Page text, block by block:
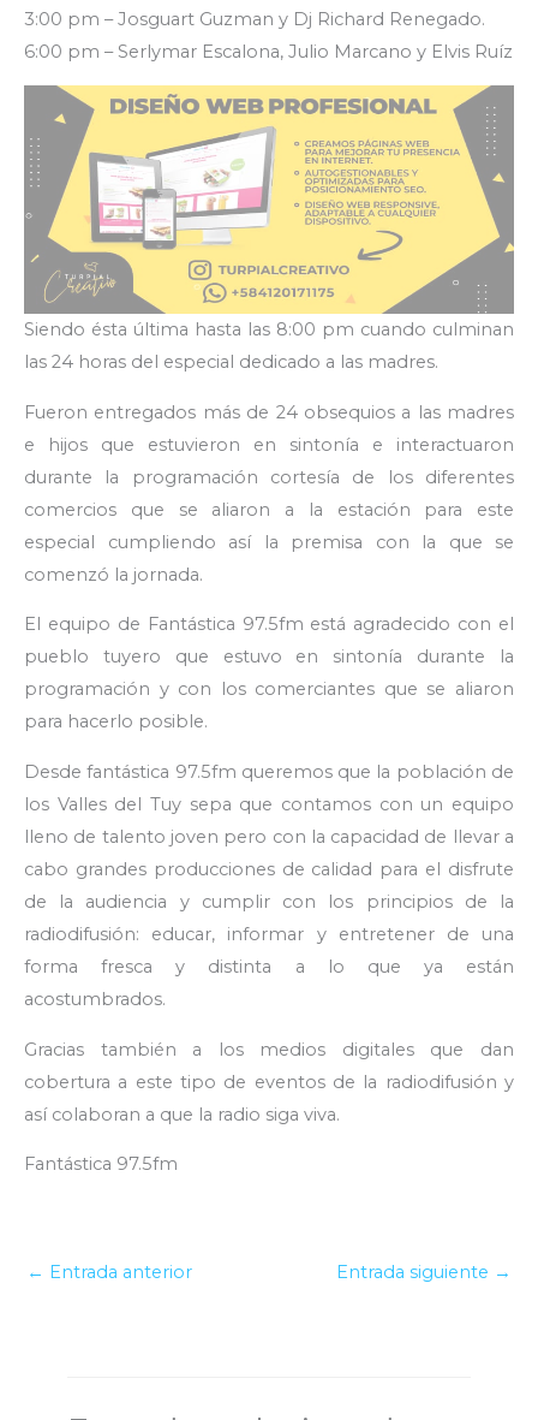
3:00 pm – Josguart Guzman y Dj Richard Renegado.
6:00 pm – Serlymar Escalona, Julio Marcano y Elvis Ruíz
Siendo ésta última hasta las 8:00 pm cuando culminan
las 24 horas del especial dedicado a las madres.
Fueron entregados más de 24 obsequios a las madres
e hijos que estuvieron en sintonía e interactuaron
durante la programación cortesía de los diferentes
comercios que se aliaron a la estación para este
especial cumpliendo así la premisa con la que se
comenzó la jornada.
El equipo de Fantástica 97.5fm está agradecido con el
pueblo tuyero que estuvo en sintonía durante la
programación y con los comerciantes que se aliaron
para hacerlo posible.
Desde fantástica 97.5fm queremos que la población de
los Valles del Tuy sepa que contamos con un equipo
lleno de talento joven pero con la capacidad de llevar a
cabo grandes producciones de calidad para el disfrute
de la audiencia y cumplir con los principios de la
radiodifusión: educar, informar y entretener de una
forma fresca y distinta a lo que ya están
acostumbrados.
Gracias también a los medios digitales que dan
cobertura a este tipo de eventos de la radiodifusión y
así colaboran a que la radio siga viva.
Fantástica 97.5fm
← Entrada anterior Entrada siguiente →